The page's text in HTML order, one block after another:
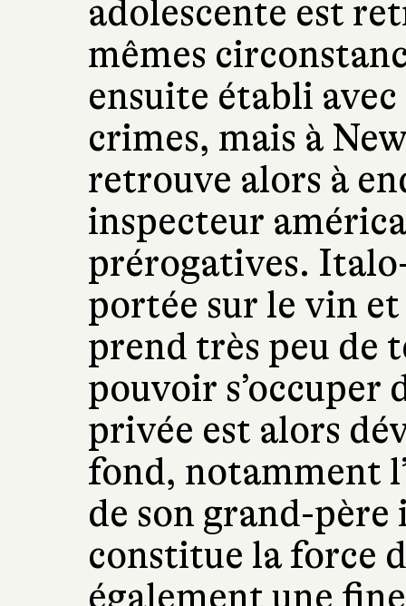
adolescente est
mêmes
ensuite établi
crimes, mais à
retrouve alors à
inspecteur
prérogatives.
portée sur le vin
prend très peu de
pouvoir s’occuper
privée est alors
fond, notamment
de son grand-
constitue la force
également une